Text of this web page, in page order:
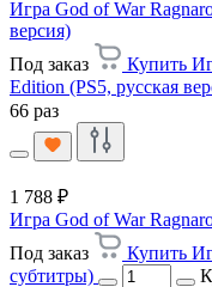
Игра God of War
версия)
Под заказ
Купить
Edition (PS5, русская
66 раз
1 788 ₽
Игра God of War
Под заказ
Купить
субтитры)